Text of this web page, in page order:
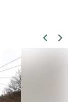
Previous
Next